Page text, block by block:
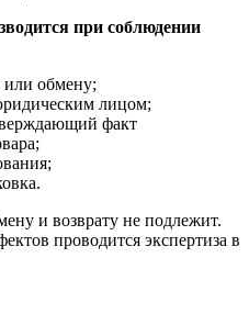
при соблюдении
или обмену;
лицом;
факт
и возврату не подлежит.
проводится экспертиза в